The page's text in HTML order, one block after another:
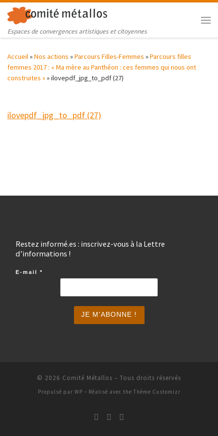
Skip to content
Espaces de convergences artistiques et citoyennes
Accueil »Nos actions »Parcours Filles-Femmes »Parcours filles
femmes 2017 : « Ma mère au Panthéon : ces femmes qui nous ont
construites »»ilovepdf_jpg_to_pdf (27)
ilovepdf_jpg_to_pdf (27)
Restez informé.es : inscrivez-vous à la Lettre
d’informations !
E-mail *
© 2026 Comité Métallos – Tous droits réservés
Propulsé par WP – Réalisé avec the Thème Customizr